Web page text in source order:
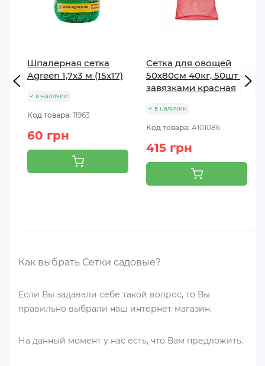
Шпалерная сетка
Agreen 1,7х3 м (15x17)
в наличии
Код товара: 11963
60 грн
Сетка для овощей
50х80см 40кг, 50шт с
завязками красная
в наличии
Код товара: A101086
415 грн
Как выбрать Сетки садовые?
Если Вы задавали себе такой вопрос, то Вы
правильно выбрали наш интернет-магазин.
На данный момент у нас есть, что Вам предложить.